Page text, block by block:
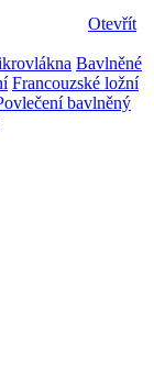
Otevřít
Bavlněné
Francouzské ložní
bavlněný